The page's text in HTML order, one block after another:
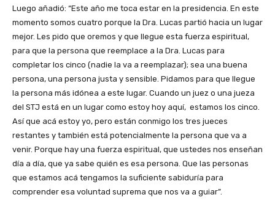
Luego añadió: “Este año me toca estar en la presidencia. En este
momento somos cuatro porque la Dra. Lucas partió hacia un lugar
mejor. Les pido que oremos y que llegue esta fuerza espiritual,
para que la persona que reemplace a la Dra. Lucas para
completar los cinco (nadie la va a reemplazar); sea una buena
persona, una persona justa y sensible. Pidamos para que llegue
la persona más idónea a este lugar. Cuando un juez o una jueza
del STJ está en un lugar como estoy hoy aquí, estamos los cinco.
Así que acá estoy yo, pero están conmigo los tres jueces
restantes y también está potencialmente la persona que va a
venir. Porque hay una fuerza espiritual, que ustedes nos enseñan
día a día, que ya sabe quién es esa persona. Que las personas
que estamos acá tengamos la suficiente sabiduría para
comprender esa voluntad suprema que nos va a guiar”.